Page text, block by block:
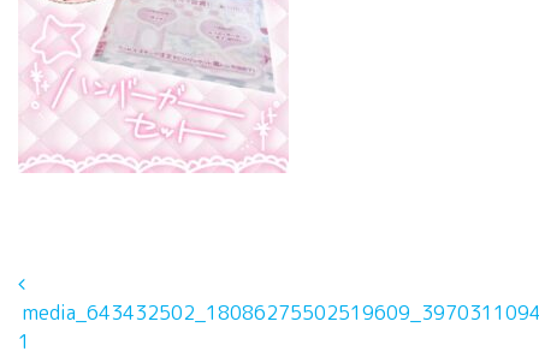
投稿ナビゲーション
1